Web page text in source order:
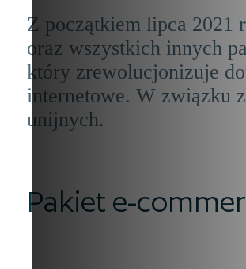
Z początkiem lipca 2021
oraz wszystkich innych
który zrewolucjonizuje
internetowe. W związku
unijnych.
Pakiet e-